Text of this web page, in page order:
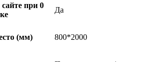
при 0
Да
(мм) 800*2000